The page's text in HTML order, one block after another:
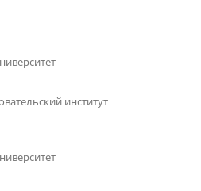
институт